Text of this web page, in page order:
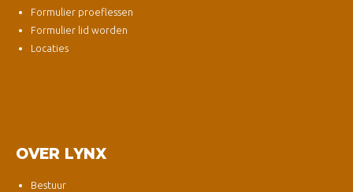
Formulier proeflessen
Formulier lid worden
Locaties
OVER LYNX
Bestuur